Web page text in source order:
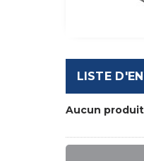
LISTE
Aucun produit